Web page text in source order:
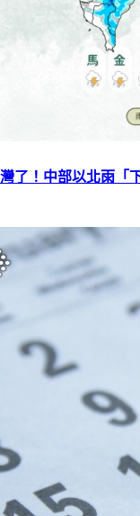
了！中部以北雨